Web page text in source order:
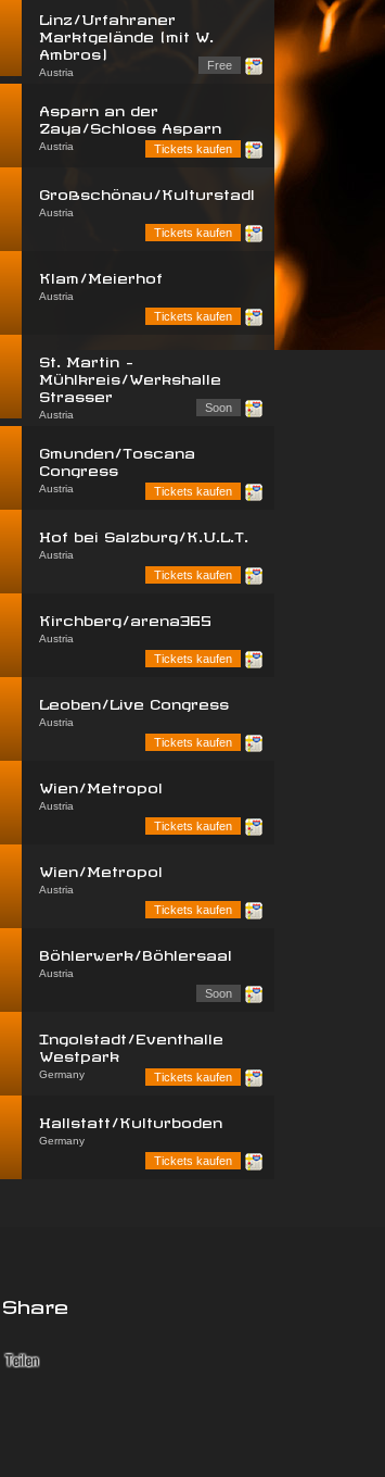
Linz/Urfahraner
Marktgelände (mit W.
Ambros)
Austria
Free
Asparn an der
Zaya/Schloss Asparn
Austria
Tickets kaufen
Großschönau/Kulturstadl
Austria
Tickets kaufen
Klam/Meierhof
Austria
Tickets kaufen
St. Martin -
Mühlkreis/Werkshalle
Strasser
Austria
Soon
Gmunden/Toscana
Congress
Austria
Tickets kaufen
Hof bei Salzburg/K.U.L.T.
Austria
Tickets kaufen
Kirchberg/arena365
Austria
Tickets kaufen
Leoben/Live Congress
Austria
Tickets kaufen
Wien/Metropol
Austria
Tickets kaufen
Wien/Metropol
Austria
Tickets kaufen
Böhlerwerk/Böhlersaal
Austria
Soon
Ingolstadt/Eventhalle
Westpark
Germany
Tickets kaufen
Hallstatt/Kulturboden
Germany
Tickets kaufen
Share